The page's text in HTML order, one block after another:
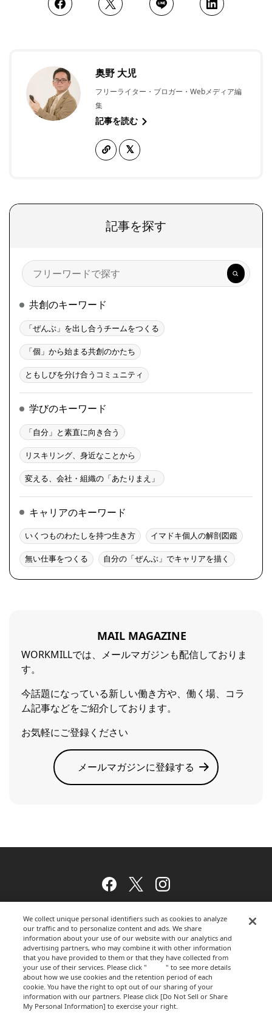
奥野 大児
フリーライター・ブロガー・Webメディア編
集
記事を読む
記事を探す
検
索
共創のキーワード
「ぜんぶ」を出し合うチームをつくる
「個」から始まる共創のかたち
ともしびを分け合うコミュニティ
学びのキーワード
「自分」と素直に向き合う
リスキリング、身近なことから
変える、会社・組織の「あたりまえ」
キャリアのキーワード
いくつものわたしを持つ生き方 イマドキ個人の解剖図鑑
無い仕事をつくる 自分の「ぜんぶ」でキャリアを描く
MAIL MAGAZINE
WORKMILLでは、メールマガジンも配信しておりま
す。
今話題になっている新しい働き方や、働く場、コラ
ム記事などをご紹介しております。
お気軽にご登録ください
メールマガジンに登録する
Facebook
TwitterInstagram
ウェブサイトのご利用について
プライバシーポリシー
We collect unique personal identifiers such as cookies to analyze
our traffic and to personalize content and ads. We share
information about your use of our website with our analytics and
advertising partners, who may combine it with other information
that you have provided to them or that they have collected from
your use of their services. Please click "
here" to see more details
about how we use cookies and the retention period of each
cookie. You have the right to opt out of our sharing of your
information with our partners. Please click [Do Not Sell or Share
My Personal Information] to exercise your right.